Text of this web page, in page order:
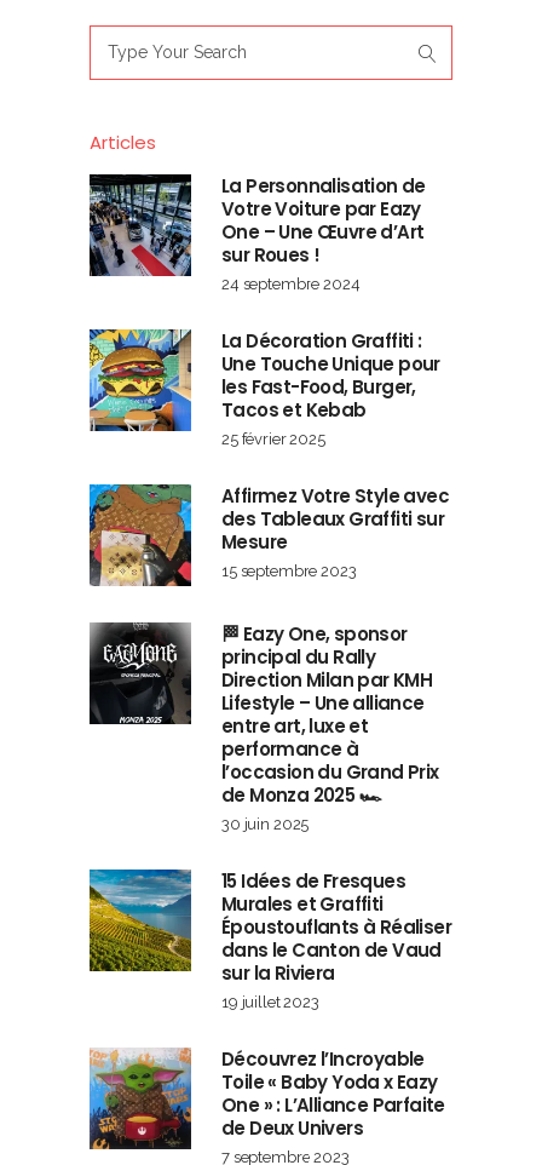
for:
Articles
La Personnalisation de
Votre Voiture par Eazy
One – Une Œuvre d’Art
sur Roues !
24 septembre 2024
La Décoration Graffiti :
Une Touche Unique pour
les Fast-Food, Burger,
Tacos et Kebab
25 février 2025
Affirmez Votre Style avec
des Tableaux Graffiti sur
Mesure
15 septembre 2023
🏁 Eazy One, sponsor
principal du Rally
Direction Milan par KMH
Lifestyle – Une alliance
entre art, luxe et
performance à
l’occasion du Grand Prix
de Monza 2025 🏎️
30 juin 2025
15 Idées de Fresques
Murales et Graffiti
Époustouflants à Réaliser
dans le Canton de Vaud
sur la Riviera
19 juillet 2023
Découvrez l’Incroyable
Toile « Baby Yoda x Eazy
One » : L’Alliance Parfaite
de Deux Univers
7 septembre 2023